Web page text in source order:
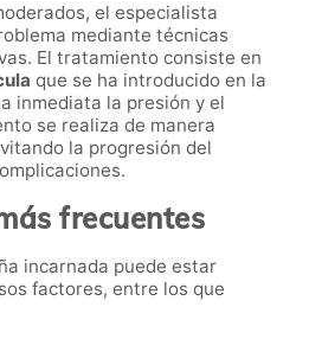
el especialista
mediante técnicas
El tratamiento consiste en
que se ha introducido en la
inmediata la presión y el
se realiza de manera
la progresión del
frecuentes
incarnada puede estar
factores, entre los que